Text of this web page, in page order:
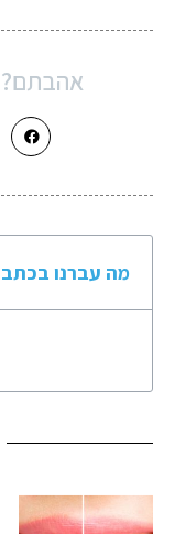
אהבתם?
מה עברנו